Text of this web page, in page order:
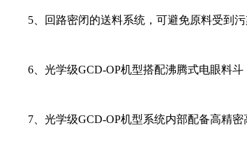
5、回路密闭的送料系统，可避免原料受到污
6、光学级GCD-OP机型搭配沸腾式电眼料斗
7、光学级GCD-OP机型系统内部配备高精密